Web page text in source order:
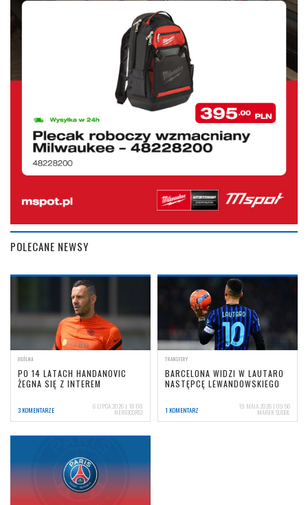
POLECANE NEWSY
OGÓLNA
PO 14 LATACH HANDANOVIC
ŻEGNA SIĘ Z INTEREM
3 KOMENTARZE 6 LIPCA 2026 | 18:08
NERIOCORSI
TRANSFERY
BARCELONA WIDZI W LAUTARO
NASTĘPCĘ LEWANDOWSKIEGO
1 KOMENTARZ 19 MAJA 2026 | 09:56
MAREK SUDOŁ